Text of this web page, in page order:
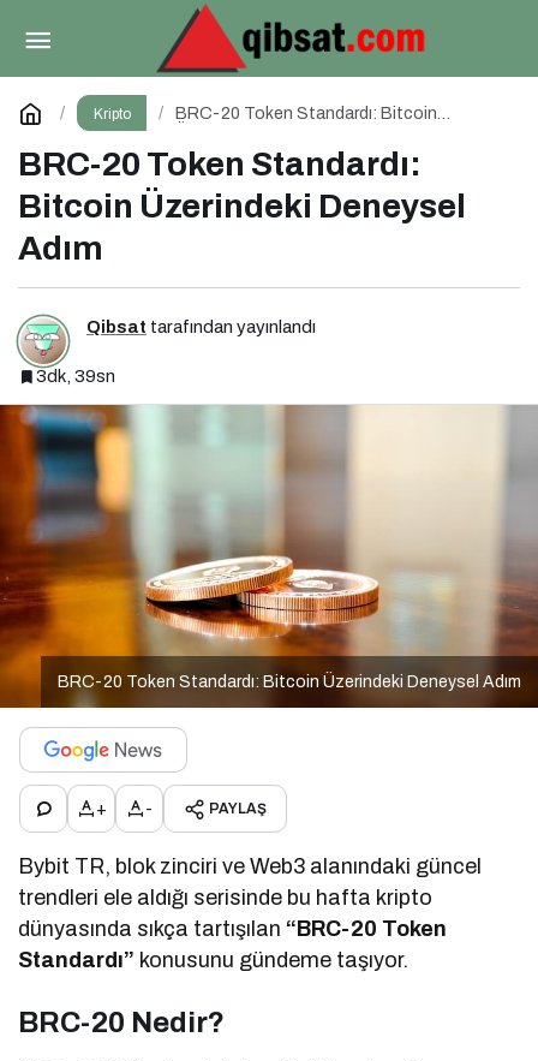
Kripto
BRC-20 Token Standardı: Bitcoin
BRC-20 Token Standardı:
Bitcoin Üzerindeki Deneysel
Adım
Qibsat tarafından yayınlandı
3dk, 39sn
BRC-20 Token Standardı: Bitcoin Üzerindeki Deneysel Adım
+ - PAYLAŞ
Bybit TR, blok zinciri ve Web3 alanındaki güncel
trendleri ele aldığı serisinde bu hafta kripto
dünyasında sıkça tartışılan “BRC-20 Token
Standardı” konusunu gündeme taşıyor.
BRC-20 Nedir?
Kuantum Bilgisayarlar Kripto Paraları Tehdit
Eder mi?
Yorum Yap